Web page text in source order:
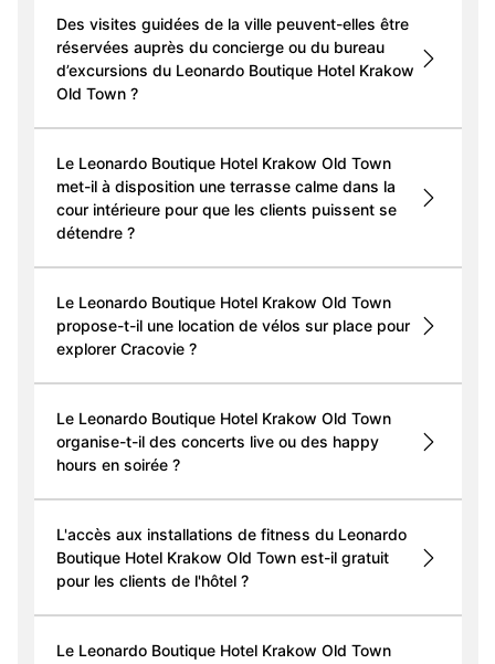
Des visites guidées de la ville peuvent-elles être
réservées auprès du concierge ou du bureau
d’excursions du Leonardo Boutique Hotel Krakow
Old Town ?
Le Leonardo Boutique Hotel Krakow Old Town
met-il à disposition une terrasse calme dans la
cour intérieure pour que les clients puissent se
détendre ?
Le Leonardo Boutique Hotel Krakow Old Town
propose-t-il une location de vélos sur place pour
explorer Cracovie ?
Le Leonardo Boutique Hotel Krakow Old Town
organise-t-il des concerts live ou des happy
hours en soirée ?
L'accès aux installations de fitness du Leonardo
Boutique Hotel Krakow Old Town est-il gratuit
pour les clients de l'hôtel ?
Le Leonardo Boutique Hotel Krakow Old Town